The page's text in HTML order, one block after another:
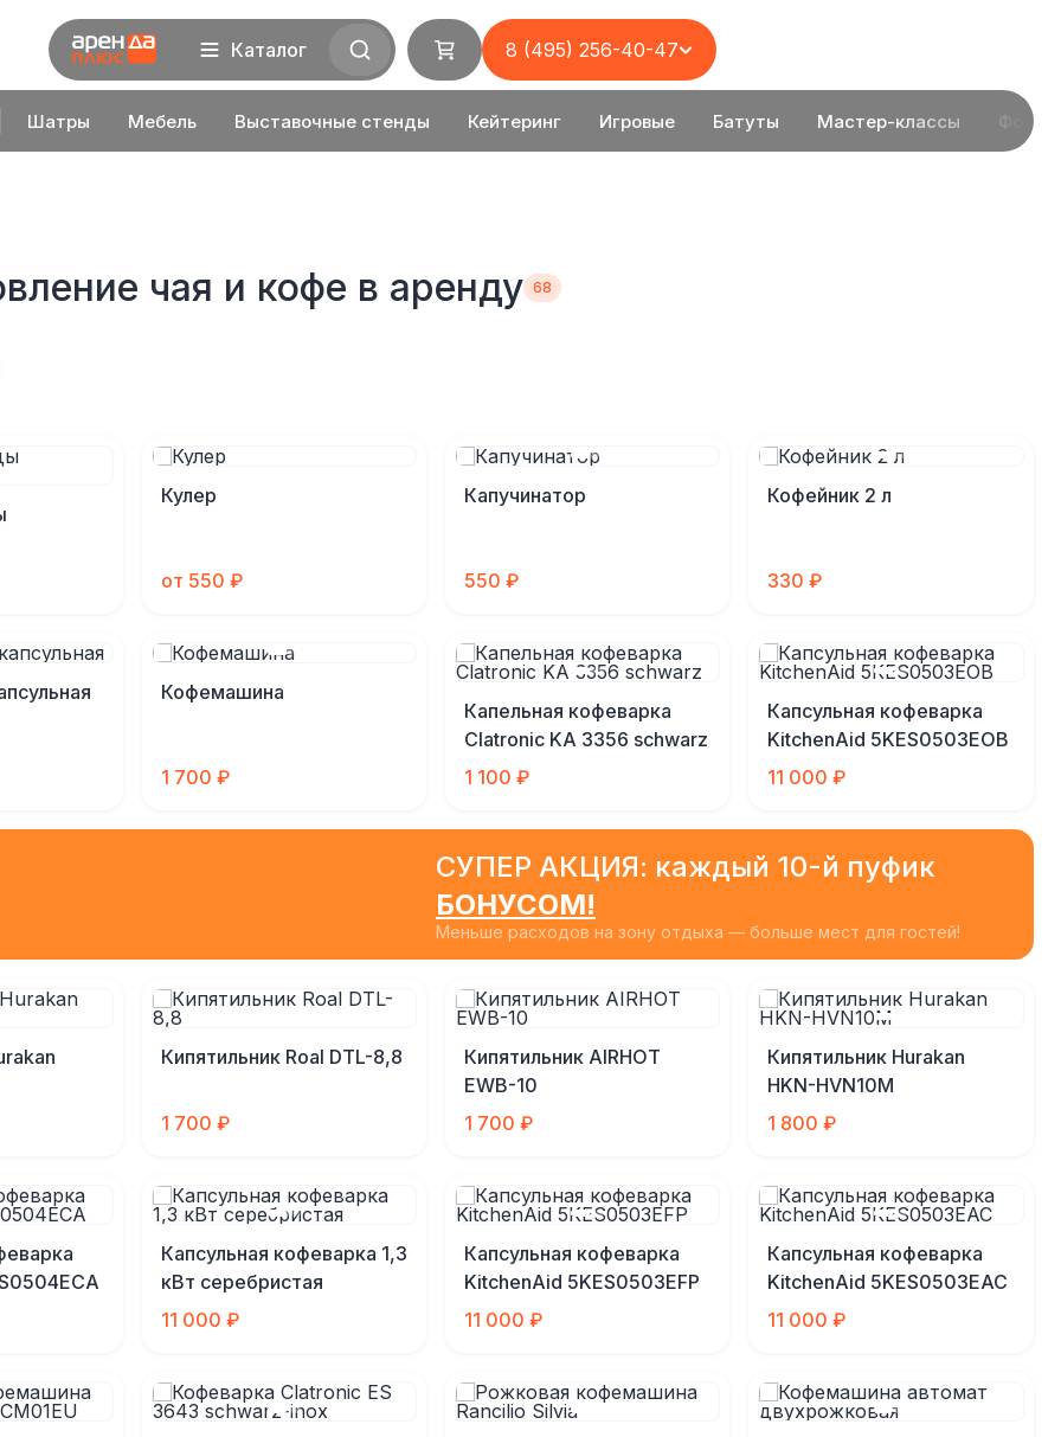
Шатры Мебель Выставочные стенды Кейтеринг Игровые Батуты Мастер-классы
Каталог 8 (495) 256-40-47
чая и кофе в аренду
Кулер
от 550 ₽
Капучинатор
550 ₽
Кофейник 2 л
330 ₽
Кофемашина
1 700 ₽
Капельная кофеварка
Clatronic KA 3356 schwarz
1 100 ₽
Капсульная кофеварка
KitchenAid 5KES0503EOB
11 000 ₽
СУПЕР АКЦИЯ: каждый 10-й пуфик
БОНУСОМ!
Меньше расходов на зону отдыха — больше мест для гостей!
Кипятильник Roal DTL-8,8
1 700 ₽
Кипятильник AIRHOT
EWB-10
1 700 ₽
Кипятильник Hurakan
HKN-HVN10M
1 800 ₽
Капсульная кофеварка 1,3
кВт серебристая
11 000 ₽
Капсульная кофеварка
KitchenAid 5KES0503EFP
11 000 ₽
Капсульная кофеварка
KitchenAid 5KES0503EAC
11 000 ₽